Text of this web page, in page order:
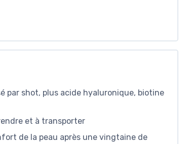
par shot, plus acide hyaluronique, biotine
et à transporter
de la peau après une vingtaine de